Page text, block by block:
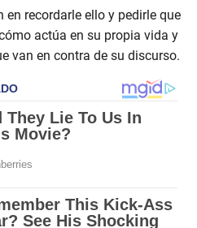
recordarle ello y pedirle que
actúa en su propia vida y
van en contra de su discurso.